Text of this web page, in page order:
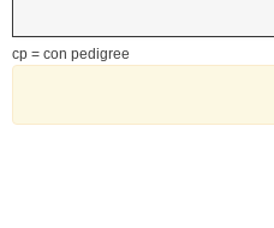
cp = con pedigree